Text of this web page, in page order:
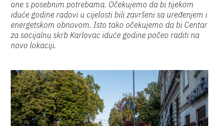
one s posebnim potrebama. Očekujemo da bi tijekom
iduće godine radovi u cijelosti bili završeni sa uređenjem i
energetskom obnovom. Isto tako očekujemo da bi Centar
za socijalnu skrb Karlovac iduće godine počeo raditi na
novo lokaciji.